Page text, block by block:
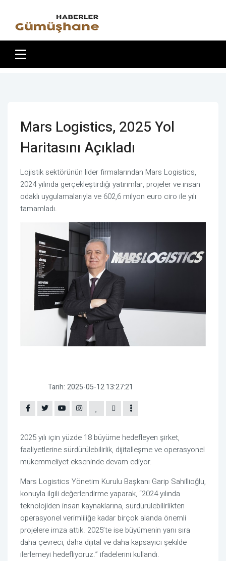
Mars Logistics, 2025 Yol
Haritasını Açıkladı
Lojistik sektörünün lider firmalarından Mars Logistics,
2024 yılında gerçekleştirdiği yatırımlar, projeler ve insan
odaklı uygulamalarıyla ve 602,6 milyon euro ciro ile yılı
tamamladı.
Tarih: 2025-05-12 13:27:21
2025 yılı için yüzde 18 büyüme hedefleyen şirket,
faaliyetlerine sürdürülebilirlik, dijitalleşme ve operasyonel
mükemmeliyet ekseninde devam ediyor.
Mars Logistics Yönetim Kurulu Başkanı Garip Sahillioğlu,
konuyla ilgili değerlendirme yaparak, “2024 yılında
teknolojiden insan kaynaklarına, sürdürülebilirlikten
operasyonel verimliliğe kadar birçok alanda önemli
projelere imza attık. 2025’te ise büyümenin yanı sıra
daha çevreci, daha dijital ve daha kapsayıcı şekilde
ilerlemeyi hedefliyoruz.” ifadelerini kullandı.